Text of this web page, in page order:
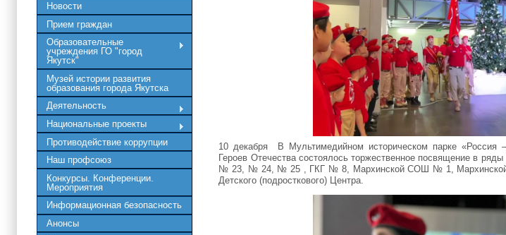
Новости
Прием граждан
Образовательные
учреждения ГО "город
Якутск"
Музей истории развития
образования города Якутска
Деятельность
Национальные проекты
Противодействие коррупции
Наш профсоюз
Конкурсы. Конференции.
Мероприятия
Информационная безопасность
Анонсы
10 декабря В Мультимедийном историческом парке
Героев Отечества состоялось торжественное посвящение
№ 23, № 24, № 25 , ГКГ № 8, Мархинской СОШ № 1,
Детского (подросткового) Центра.